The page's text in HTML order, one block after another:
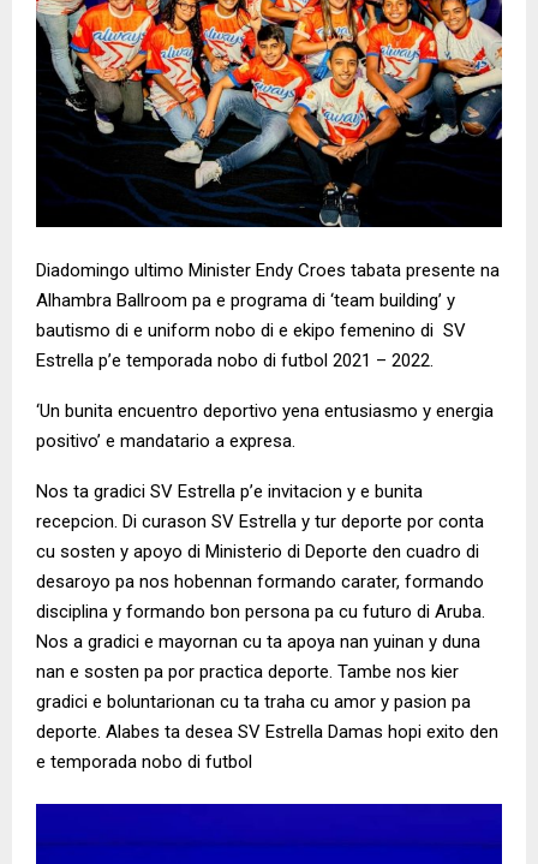
Diadomingo ultimo Minister Endy Croes tabata presente na
Alhambra Ballroom pa e programa di ‘team building’ y
bautismo di e uniform nobo di e ekipo femenino di SV
Estrella p’e temporada nobo di futbol 2021 – 2022.
‘Un bunita encuentro deportivo yena entusiasmo y energia
positivo’ e mandatario a expresa.
Nos ta gradici SV Estrella p’e invitacion y e bunita
recepcion. Di curason SV Estrella y tur deporte por conta
cu sosten y apoyo di Ministerio di Deporte den cuadro di
desaroyo pa nos hobennan formando carater, formando
disciplina y formando bon persona pa cu futuro di Aruba.
Nos a gradici e mayornan cu ta apoya nan yuinan y duna
nan e sosten pa por practica deporte. Tambe nos kier
gradici e boluntarionan cu ta traha cu amor y pasion pa
deporte. Alabes ta desea SV Estrella Damas hopi exito den
e temporada nobo di futbol